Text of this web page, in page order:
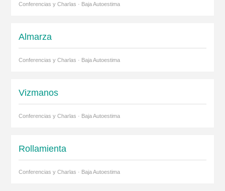
Conferencias y Charlas · Baja Autoestima
Almarza
Conferencias y Charlas · Baja Autoestima
Vizmanos
Conferencias y Charlas · Baja Autoestima
Rollamienta
Conferencias y Charlas · Baja Autoestima